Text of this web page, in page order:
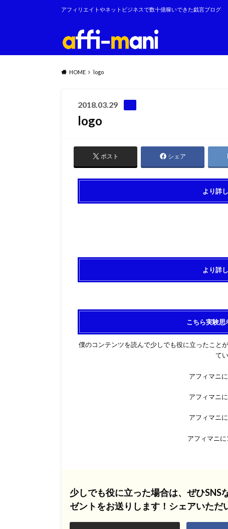
アフィリエイトやネットビジネスで数十億稼いできた戯言ブログ
HOME logo
2018.03.29
logo
ポスト シェア
より詳
より詳
こちら実験思
僕のコンテンツを読んで少しでも役に立ったこと
て
アフィマニ
アフィマニ
アフィマニ
アフィマニに
少しでも役に立った場合は、ぜひ
ゼントをお送りします！シェアいただ